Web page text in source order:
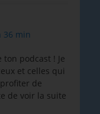
36 min
podcast ! Je
et celles qui
de
de voir la suite